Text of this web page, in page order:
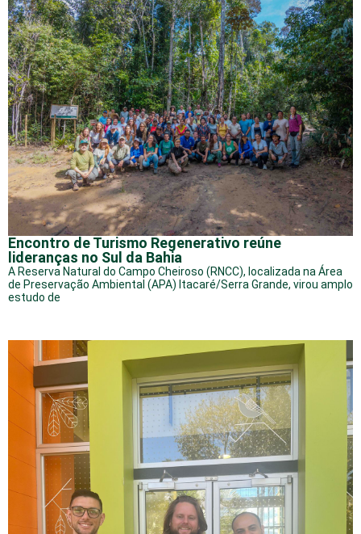
Encontro de Turismo Regenerativo reúne
lideranças no Sul da Bahia
A Reserva Natural do Campo Cheiroso (RNCC), localizada na Área
de Preservação Ambiental (APA) Itacaré/Serra Grande, virou amplo
estudo de